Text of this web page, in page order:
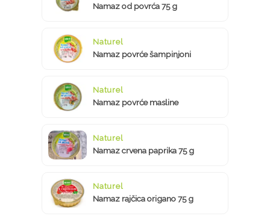
Namaz od povrća 75 g
Naturel
Namaz povrće šampinjoni
Naturel
Namaz povrće masline
Naturel
Namaz crvena paprika 75 g
Naturel
Namaz rajčica origano 75 g